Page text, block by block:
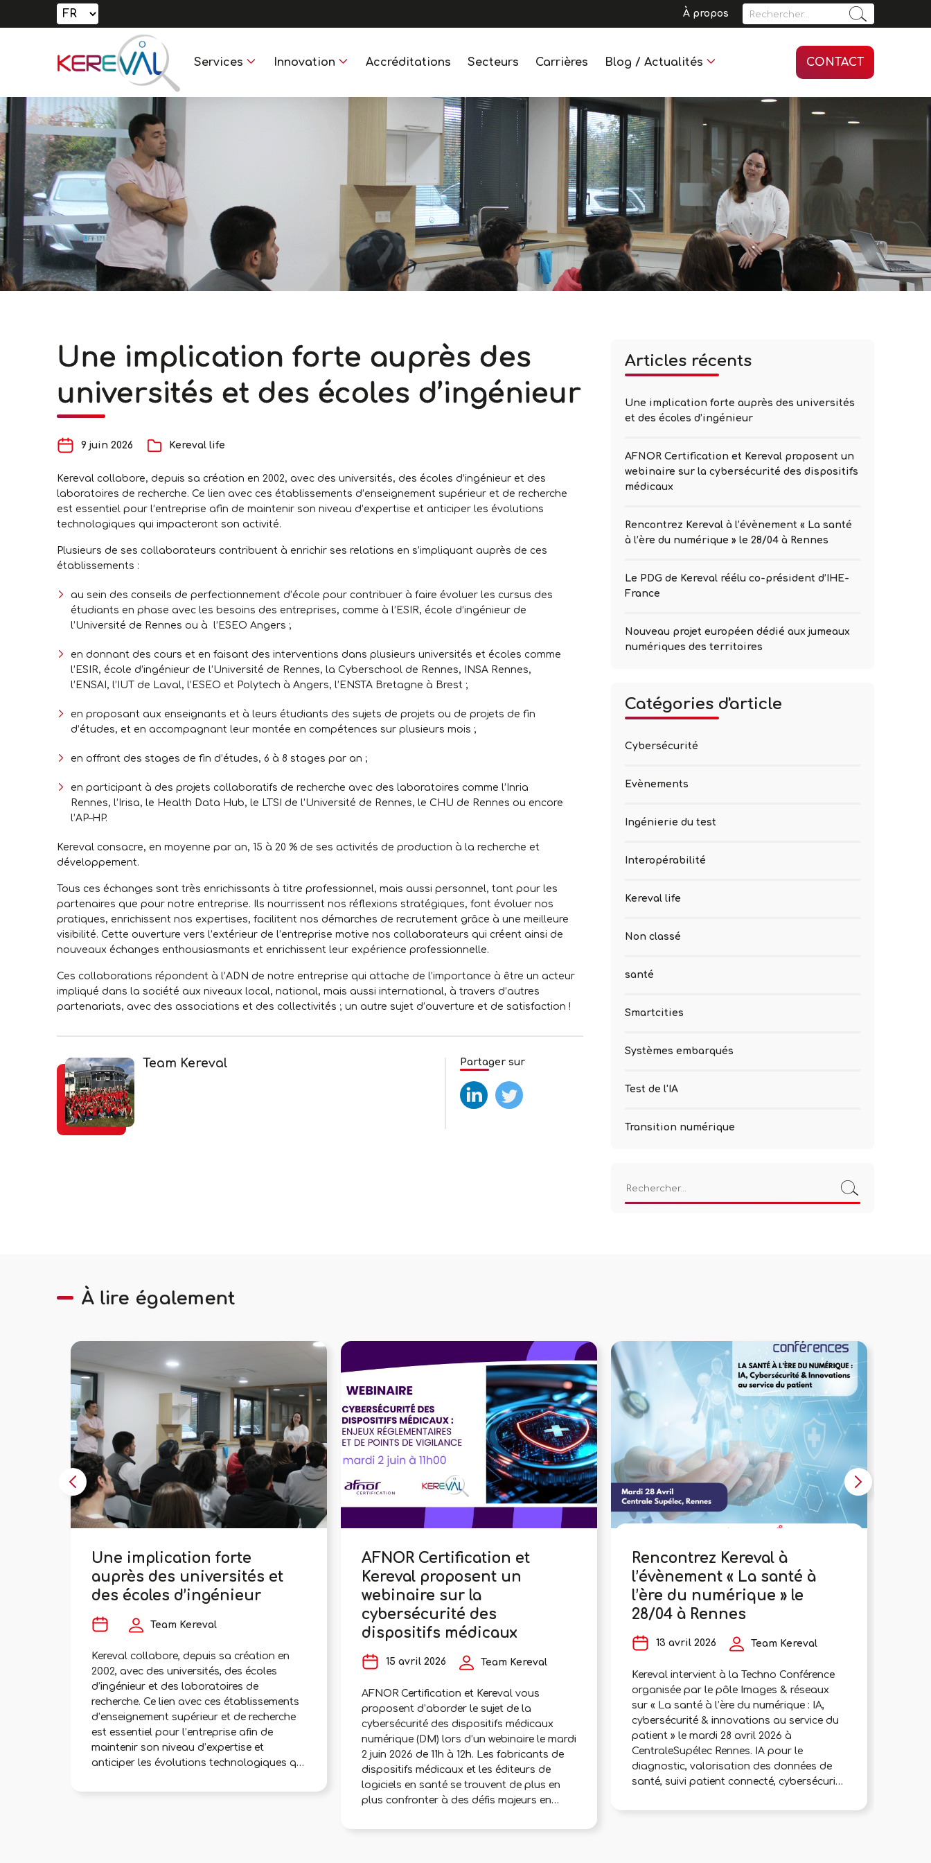
À propos Rechercher :
Services Innovation Accréditations Secteurs Carrières Blog / Actualités CONTACT
Une implication forte auprès des
universités et des écoles d’ingénieur
9 juin 2026 Kereval life
Kereval collabore, depuis sa création en 2002, avec des universités, des écoles d’ingénieur et des
laboratoires de recherche. Ce lien avec ces établissements d’enseignement supérieur et de recherche
est essentiel pour l’entreprise afin de maintenir son niveau d’expertise et anticiper les évolutions
technologiques qui impacteront son activité.
Plusieurs de ses collaborateurs contribuent à enrichir ses relations en s’impliquant auprès de ces
établissements :
au sein des conseils de perfectionnement d’école pour contribuer à faire évoluer les cursus des
étudiants en phase avec les besoins des entreprises, comme à l’ESIR, école d’ingénieur de
l’Université de Rennes ou à l’ESEO Angers ;
en donnant des cours et en faisant des interventions dans plusieurs universités et écoles comme
l’ESIR, école d’ingénieur de l’Université de Rennes, la Cyberschool de Rennes, INSA Rennes,
l’ENSAI, l’IUT de Laval, l’ESEO et Polytech à Angers, l’ENSTA Bretagne à Brest ;
en proposant aux enseignants et à leurs étudiants des sujets de projets ou de projets de fin
d’études, et en accompagnant leur montée en compétences sur plusieurs mois ;
en offrant des stages de fin d’études, 6 à 8 stages par an ;
en participant à des projets collaboratifs de recherche avec des laboratoires comme l’Inria
Rennes, l’Irisa, le Health Data Hub, le LTSI de l’Université de Rennes, le CHU de Rennes ou encore
l’AP–HP.
Kereval consacre, en moyenne par an, 15 à 20 % de ses activités de production à la recherche et
développement.
Tous ces échanges sont très enrichissants à titre professionnel, mais aussi personnel, tant pour les
partenaires que pour notre entreprise. Ils nourrissent nos réflexions stratégiques, font évoluer nos
pratiques, enrichissent nos expertises, facilitent nos démarches de recrutement grâce à une meilleure
visibilité. Cette ouverture vers l’extérieur de l’entreprise motive nos collaborateurs qui créent ainsi de
nouveaux échanges enthousiasmants et enrichissent leur expérience professionnelle.
Ces collaborations répondent à l’ADN de notre entreprise qui attache de l’importance à être un acteur
impliqué dans la société aux niveaux local, national, mais aussi international, à travers d’autres
partenariats, avec des associations et des collectivités ; un autre sujet d’ouverture et de satisfaction !
Team Kereval Partager sur
test test2
Articles récents
Une implication forte auprès des universités
et des écoles d’ingénieur
AFNOR Certification et Kereval proposent un
webinaire sur la cybersécurité des dispositifs
médicaux
Rencontrez Kereval à l’évènement « La santé
à l’ère du numérique » le 28/04 à Rennes
Le PDG de Kereval réélu co-président d’IHE-
France
Nouveau projet européen dédié aux jumeaux
numériques des territoires
Catégories d'article
Cybersécurité
Evènements
Ingénierie du test
Interopérabilité
Kereval life
Non classé
santé
Smartcities
Systèmes embarqués
Test de l'IA
Transition numérique
Rechercher :
À lire également
Une implication forte
auprès des universités et
des écoles d’ingénieur
Team Kereval
Kereval collabore, depuis sa création en
2002, avec des universités, des écoles
d’ingénieur et des laboratoires de
recherche. Ce lien avec ces établissements
d’enseignement supérieur et de recherche
est essentiel pour l’entreprise afin de
maintenir son niveau d’expertise et
anticiper les évolutions technologiques qui
collaborateurs contribuent à enrichir ses
AFNOR Certification et
Kereval proposent un
webinaire sur la
cybersécurité des
dispositifs médicaux
15 avril 2026 Team Kereval
AFNOR Certification et Kereval vous
proposent d’aborder le sujet de la
cybersécurité des dispositifs médicaux
numérique (DM) lors d’un webinaire le mardi
2 juin 2026 de 11h à 12h. Les fabricants de
dispositifs médicaux et les éditeurs de
logiciels en santé se trouvent de plus en
plus confronter à des défis majeurs en
Rencontrez Kereval à
l’évènement « La santé à
l’ère du numérique » le
28/04 à Rennes
13 avril 2026 Team Kereval
Kereval intervient à la Techno Conférence
organisée par le pôle Images & réseaux
sur « La santé à l’ère du numérique : IA,
cybersécurité & innovations au service du
patient » le mardi 28 avril 2026 à
CentraleSupélec Rennes. IA pour le
diagnostic, valorisation des données de
santé, suivi patient connecté, cybersécurité
s’accélèrent